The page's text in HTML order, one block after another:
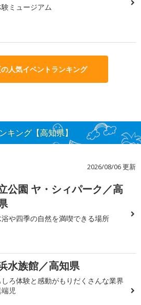
験ミュージアム
人気イベントランキング
キング【高知県】
2026/08/06 更新
公園 ヤ・シィパーク／高
や四季の自然を満喫できる場所
水族館／高知県
しろ体験と感動がもりだくさんな業界
児